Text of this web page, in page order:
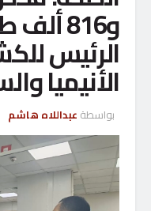
و816
الرئيس
الأنيميا
بواسطة عبداللاه هاشم